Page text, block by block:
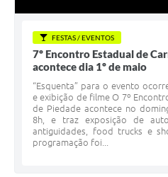
FESTAS / EVENTOS
7º Encontro Estadual de
acontece dia 1º de maio
“Esquenta” para o evento
e exibição de filme O 7º
de Piedade acontece no
8h, e traz exposição de
antiguidades, food trucks e
programação foi...